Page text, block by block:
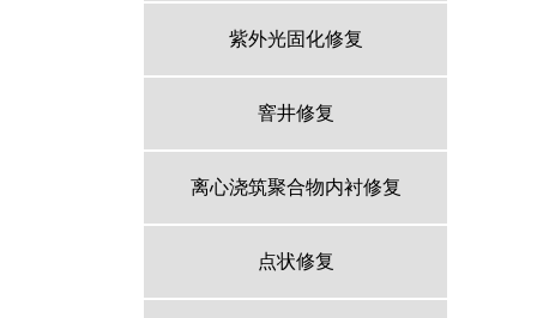
紫外光固化修复
窨井修复
离心浇筑聚合物内衬修复
点状修复